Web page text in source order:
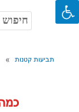
חיפוש:
תביעות קטנות